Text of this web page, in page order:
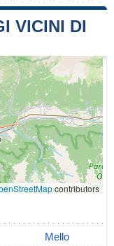
VICINI DI
contributors
Mello